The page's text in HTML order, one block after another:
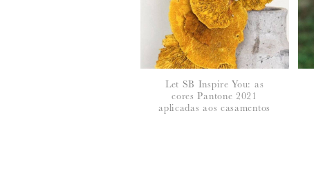
:
Let SB Inspire You: as
cores Pantone 2021
aplicadas aos casamentos